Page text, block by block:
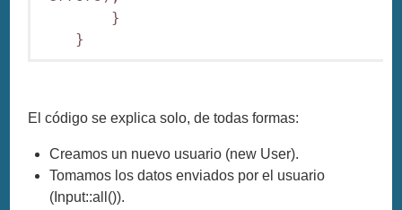
}
El código se explica solo, de todas formas:
Creamos un nuevo usuario (new User).
Tomamos los datos enviados por el usuario
(Input::all()).